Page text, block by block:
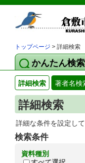
トップページ > 詳細検索
かんたん検索
詳細検索 著者名検
詳細検索
詳細な条件を設定し
検索条件
資料種別